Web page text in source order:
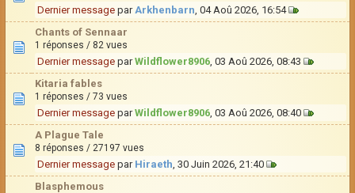
Dernier message parArkhenbarn, 04 Aoû 2026, 16:54
Chants of Sennaar
1 réponses / 82 vues
Dernier message parWildflower8906, 03 Aoû 2026, 08:43
Kitaria fables
1 réponses / 73 vues
Dernier message parWildflower8906, 03 Aoû 2026, 08:40
A Plague Tale
8 réponses / 27197 vues
Dernier message par Hiraeth, 30 Juin 2026, 21:40
Blasphemous